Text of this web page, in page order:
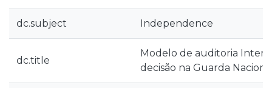
dc.subject Independence
dc.title
Modelo de auditoria
decisão na Guarda